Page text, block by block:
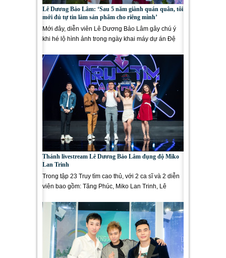
Lê Dương Bảo Lâm: ‘Sau 5 năm giành quán quân, tôi
mới đủ tự tin làm sản phẩm cho riêng mình’
Mới đây, diễn viên Lê Dương Bảo Lâm gây chú ý
khi hé lộ hình ảnh trong ngày khai máy dự án Đệ
Thánh livestream Lê Dương Bảo Lâm đụng độ Miko
Lan Trinh
Trong tập 23 Truy tìm cao thủ, với 2 ca sĩ và 2 diễn
viên bao gồm: Tăng Phúc, Miko Lan Trinh, Lê